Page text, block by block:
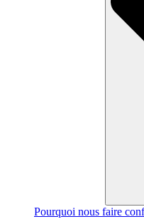
Pourquoi nous faire